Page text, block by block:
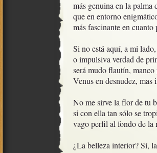
más genuina en la palma
que en entorno
más fascinante en cuanto
Si no está aquí, a mi
o impulsiva verdad de
será mudo flautín, manco
Venus en desnudez, mas
No me sirve la flor de tu
si con ella tan sólo se
vago perfil al fondo de la
¿La belleza interior? Sí,